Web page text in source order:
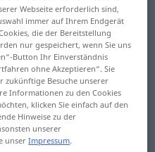
Webseite erforderlich sind,
immer auf Ihrem Endgerät
die der Bereitstellung
nur gespeichert, wenn Sie uns
Button Ihr Einverständnis
ohne Akzeptieren“. Sie
Besuche unserer
Informationen zu den Cookies
klicken Sie einfach auf den
Hinweise zu der
unserer
unserImpressum.